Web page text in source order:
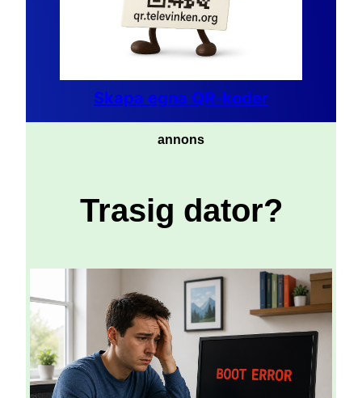
Skapa egna QR-koder
annons
Trasig dator?